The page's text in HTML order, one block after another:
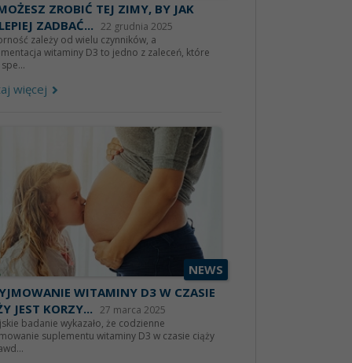
ZROBIĆ TEJ ZIMY, BY JAK
ZADBAĆ... 22 grudnia 2025
zależy od wielu czynników, a
witaminy D3 to jedno z zaleceń, które
więcej
NEWS
WITAMINY D3 W CZASIE
JEST KORZY... 27 marca 2025
badanie wykazało, że codzienne
suplementu witaminy D3 w czasie ciąży